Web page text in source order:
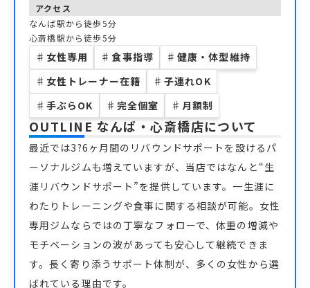
アクセス
なんば駅から徒歩5分
心斎橋駅から徒歩5分
♯ 女性専用 ♯ 食事指導 ♯ 健康・体型維持
♯ 女性トレーナー在籍 ♯ 子連れOK
♯ 手ぶらOK ♯ 完全個室 ♯ 月額制
OUTLINE なんば・心斎橋店について
最近では3?6ヶ月間のリバウンドサポートを設けるパ
ーソナルジムも増えていますが、当店ではなんと“生
涯リバウンドサポート”を提供しています。一生涯に
わたりトレーニングや食事に関する相談が可能。女性
専用ジムならではの丁寧なフォローで、体重の増減や
モチベーションの波があっても安心して継続できま
す。長く寄り添うサポート体制が、多くの女性から選
ばれている理由です。